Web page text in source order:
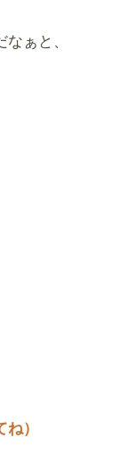
ぁと、
）